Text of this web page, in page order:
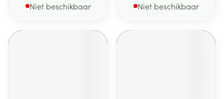
Niet beschikbaar Niet beschikbaar